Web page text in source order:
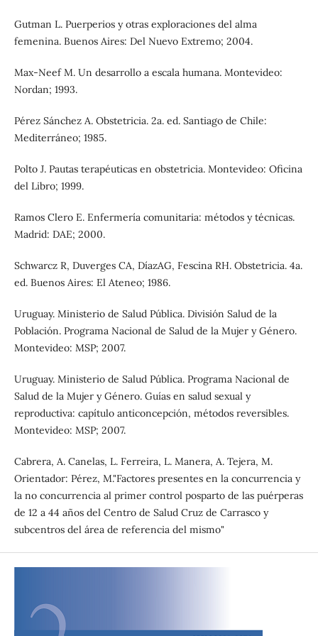
Gutman L. Puerperios y otras exploraciones del alma
femenina. Buenos Aires: Del Nuevo Extremo; 2004.
Max-Neef M. Un desarrollo a escala humana. Montevideo:
Nordan; 1993.
Pérez Sánchez A. Obstetricia. 2a. ed. Santiago de Chile:
Mediterráneo; 1985.
Polto J. Pautas terapéuticas en obstetricia. Montevideo: Oficina
del Libro; 1999.
Ramos Clero E. Enfermería comunitaria: métodos y técnicas.
Madrid: DAE; 2000.
Schwarcz R, Duverges CA, DíazAG, Fescina RH. Obstetricia. 4a.
ed. Buenos Aires: El Ateneo; 1986.
Uruguay. Ministerio de Salud Pública. División Salud de la
Población. Programa Nacional de Salud de la Mujer y Género.
Montevideo: MSP; 2007.
Uruguay. Ministerio de Salud Pública. Programa Nacional de
Salud de la Mujer y Género. Guías en salud sexual y
reproductiva: capítulo anticoncepción, métodos reversibles.
Montevideo: MSP; 2007.
Cabrera, A. Canelas, L. Ferreira, L. Manera, A. Tejera, M.
Orientador: Pérez, M."Factores presentes en la concurrencia y
la no concurrencia al primer control posparto de las puérperas
de 12 a 44 años del Centro de Salud Cruz de Carrasco y
subcentros del área de referencia del mismo"